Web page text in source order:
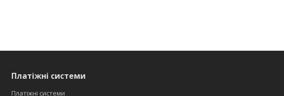
Платіжні системи
Платіжні системи